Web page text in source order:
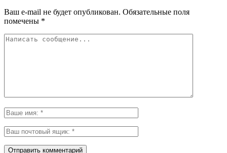
Ваш e-mail не будет опубликован. Обязательные поля
помечены *